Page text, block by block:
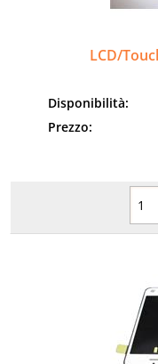
LCD/
Disponibilità:
Prezzo: